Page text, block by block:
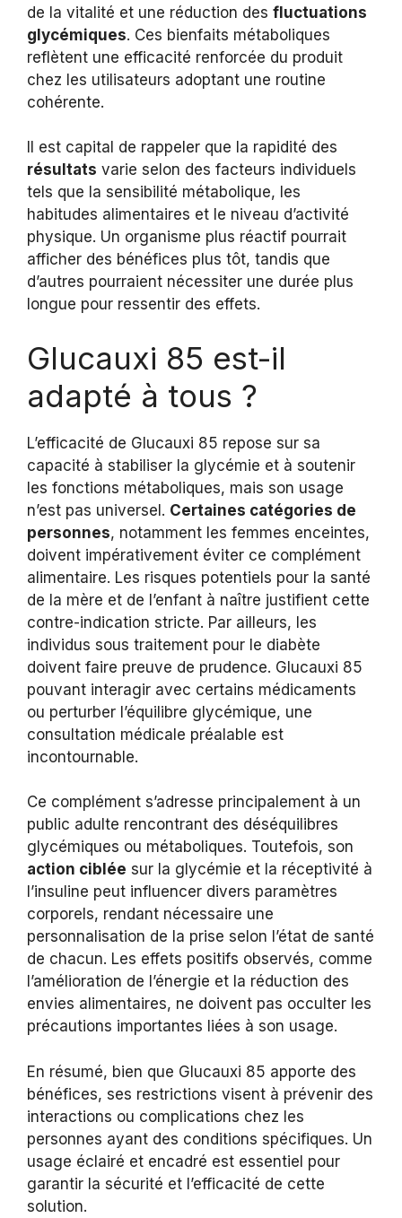
de la vitalité et une réduction des fluctuations
glycémiques. Ces bienfaits métaboliques
reflètent une efficacité renforcée du produit
chez les utilisateurs adoptant une routine
cohérente.
Il est capital de rappeler que la rapidité des
résultats varie selon des facteurs individuels
tels que la sensibilité métabolique, les
habitudes alimentaires et le niveau d’activité
physique. Un organisme plus réactif pourrait
afficher des bénéfices plus tôt, tandis que
d’autres pourraient nécessiter une durée plus
longue pour ressentir des effets.
Glucauxi 85 est-il
adapté à tous ?
L’efficacité de Glucauxi 85 repose sur sa
capacité à stabiliser la glycémie et à soutenir
les fonctions métaboliques, mais son usage
n’est pas universel. Certaines catégories de
personnes, notamment les femmes enceintes,
doivent impérativement éviter ce complément
alimentaire. Les risques potentiels pour la santé
de la mère et de l’enfant à naître justifient cette
contre-indication stricte. Par ailleurs, les
individus sous traitement pour le diabète
doivent faire preuve de prudence. Glucauxi 85
pouvant interagir avec certains médicaments
ou perturber l’équilibre glycémique, une
consultation médicale préalable est
incontournable.
Ce complément s’adresse principalement à un
public adulte rencontrant des déséquilibres
glycémiques ou métaboliques. Toutefois, son
action ciblée sur la glycémie et la réceptivité à
l’insuline peut influencer divers paramètres
corporels, rendant nécessaire une
personnalisation de la prise selon l’état de santé
de chacun. Les effets positifs observés, comme
l’amélioration de l’énergie et la réduction des
envies alimentaires, ne doivent pas occulter les
précautions importantes liées à son usage.
En résumé, bien que Glucauxi 85 apporte des
bénéfices, ses restrictions visent à prévenir des
interactions ou complications chez les
personnes ayant des conditions spécifiques. Un
usage éclairé et encadré est essentiel pour
garantir la sécurité et l’efficacité de cette
solution.